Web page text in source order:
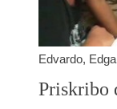
Edvardo,
Priskribo